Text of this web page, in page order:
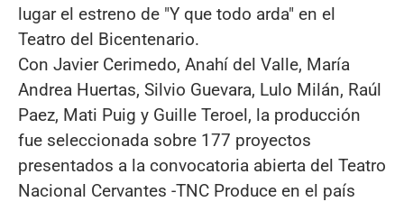
lugar el estreno de "Y que todo arda" en el
Teatro del Bicentenario.
Con Javier Cerimedo, Anahí del Valle, María
Andrea Huertas, Silvio Guevara, Lulo Milán, Raúl
Paez, Mati Puig y Guille Teroel, la producción
fue seleccionada sobre 177 proyectos
presentados a la convocatoria abierta del Teatro
Nacional Cervantes -TNC Produce en el país